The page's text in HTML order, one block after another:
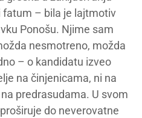
fatum – bila je lajtmotiv
Ponošu. Njime sam
nesmotreno, možda
– o kandidatu izveo
na činjenicama, ni na
predrasudama. U svom
do neverovatne